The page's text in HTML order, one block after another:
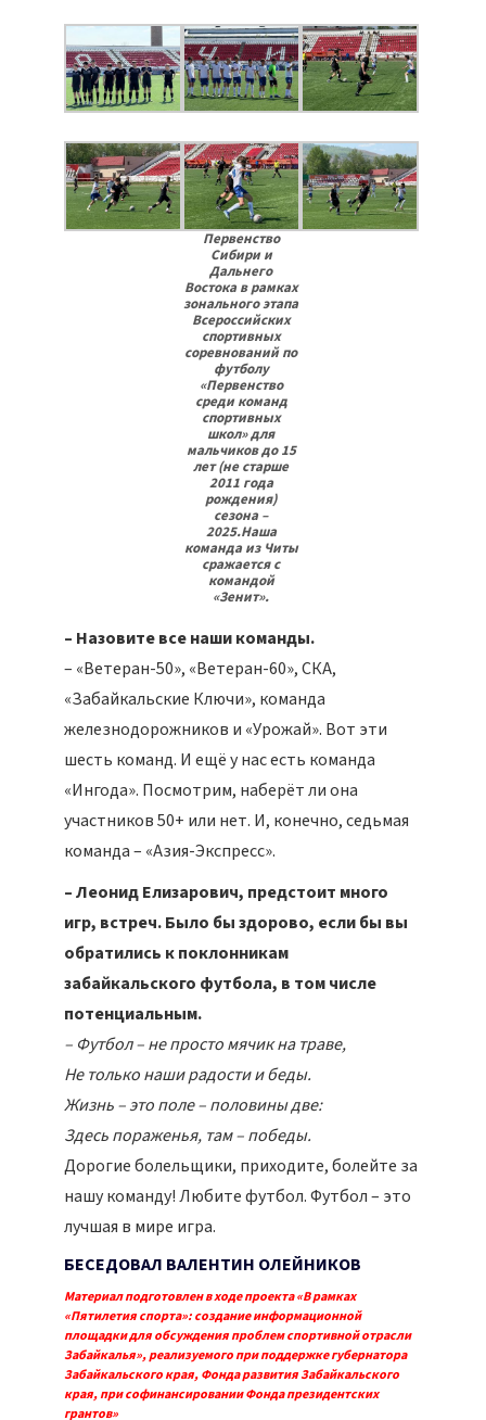
Первенство
Сибири и
Дальнего
Востока в рамках
зонального этапа
Всероссийских
спортивных
соревнований по
футболу
«Первенство
среди команд
спортивных
школ» для
мальчиков до 15
лет (не старше
2011 года
рождения)
сезона –
2025.Наша
команда из Читы
сражается с
командой
«Зенит».
– Назовите все наши команды.
– «Ветеран-50», «Ветеран-60», СКА,
«Забайкальские Ключи», команда
железнодорожников и «Урожай». Вот эти
шесть команд. И ещё у нас есть команда
«Ингода». Посмотрим, наберёт ли она
участников 50+ или нет. И, конечно, седьмая
команда – «Азия-Экспресс».
– Леонид Елизарович, предстоит много
игр, встреч. Было бы здорово, если бы вы
обратились к поклонникам
забайкальского футбола, в том числе
потенциальным.
– Футбол – не просто мячик на траве,
Не только наши радости и беды.
Жизнь – это поле – половины две:
Здесь пораженья, там – победы.
Дорогие болельщики, приходите, болейте за
нашу команду! Любите футбол. Футбол – это
лучшая в мире игра.
БЕСЕДОВАЛ ВАЛЕНТИН ОЛЕЙНИКОВ
Материал подготовлен в ходе проекта «В рамках
«Пятилетия спорта»: создание информационной
площадки для обсуждения проблем спортивной отрасли
Забайкалья», реализуемого при поддержке губернатора
Забайкальского края, Фонда развития Забайкальского
края, при софинансировании Фонда президентских
грантов»